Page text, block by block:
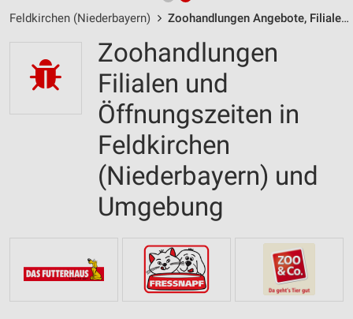
Feldkirchen (Niederbayern) Zoohandlungen Angebote, Filialen & Öffnungszeiten
Zoohandlungen
Filialen und
Öffnungszeiten in
Feldkirchen
(Niederbayern) und
Umgebung